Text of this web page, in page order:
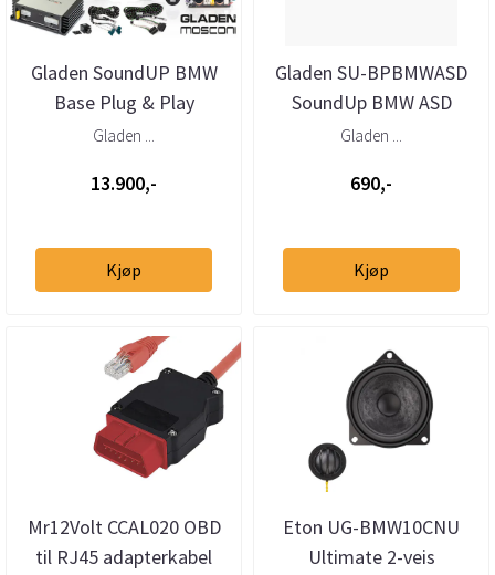
Gladen SoundUP BMW
Base Plug & Play
frontsett og DSP-
Gladen ...
13.900,-
Kjøp
Gladen SU-BPBMWASD
SoundUp BMW ASD
bypasskabel
Gladen ...
690,-
Kjøp
Mr12Volt CCAL020 OBD
til RJ45 adapterkabel
Eton UG-BMW10CNU
Ultimate 2-veis